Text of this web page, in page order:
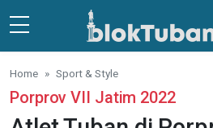
Skip to main content
Home Sport & Style
Porprov VII Jatim 2022